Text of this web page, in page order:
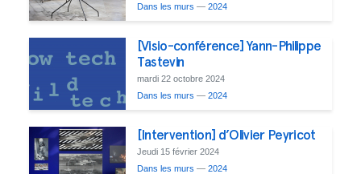
Dans les murs — 2024
[Visio-conférence] Yann-Philippe
Tastevin
mardi 22 octobre 2024
Dans les murs — 2024
[Intervention] d’Olivier Peyricot
Jeudi 15 février 2024
Dans les murs — 2024